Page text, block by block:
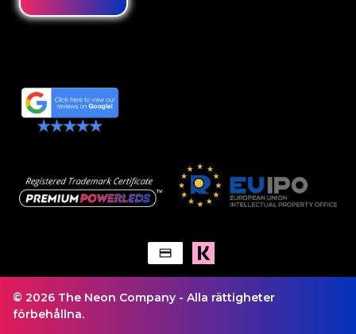
© 2026 The Neon Company - Alla rättigheter
förbehållna.